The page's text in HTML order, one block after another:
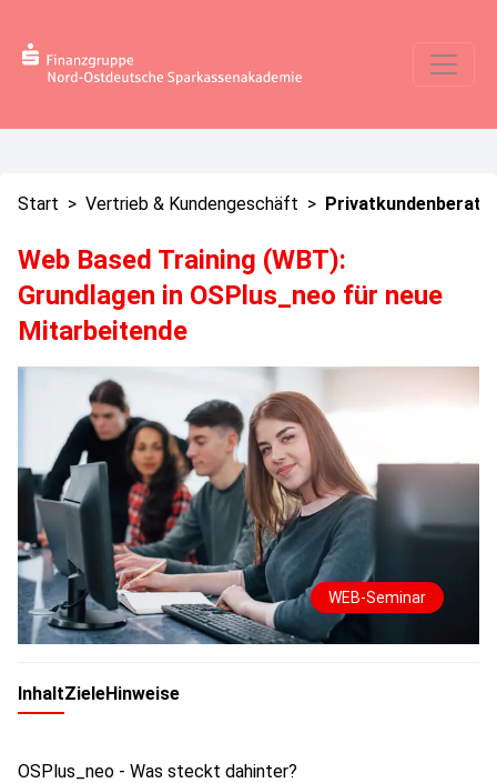
Start > Vertrieb & Kundengeschäft >
Web Based Training (WBT):
Grundlagen in OSPlus_neo für neue
Mitarbeitende
WEB-Seminar
InhaltZieleHinweise
OSPlus_neo - Was steckt dahinter?